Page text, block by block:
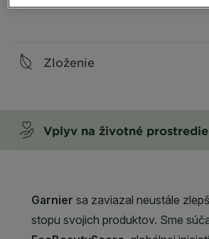
Zloženie
Vplyv na životné prostredie